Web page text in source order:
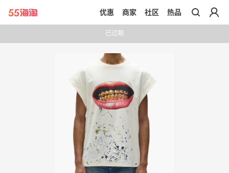
带你去官网买正品
优惠 商家 社区 热品
已过期